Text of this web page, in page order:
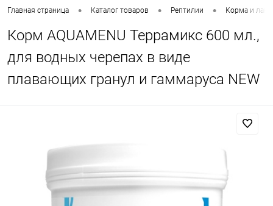
Главная страница • Каталог товаров • Рептилии • Корма и
Корм AQUAMENU Террамикс 600 мл.,
для водных черепах в виде
плавающих гранул и гаммаруса NEW